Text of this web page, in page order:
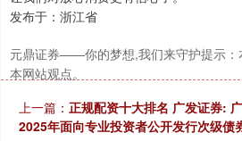
发布于：浙江省
元鼎证券——你的梦想,我们来守护提示：
本网站观点。
上一篇： 正规配资十大排名 广发证券:
2025年面向专业投资者公开发行次级债
创业板指 3515.56